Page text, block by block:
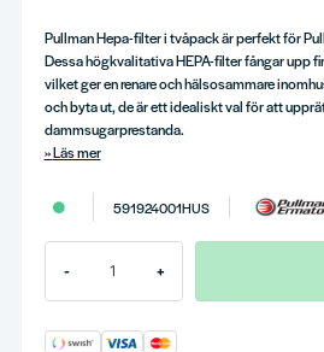
Pullman Hepa-filter i tvåpack är perfekt för
Dessa högkvalitativa HEPA-filter fångar upp
vilket ger en renare och hälsosammare
och byta ut, de är ett idealiskt val för att
dammsugarprestanda.
Läs mer
591924001HUS
- +